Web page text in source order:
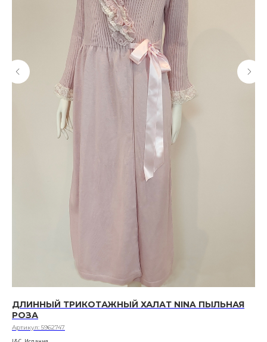
ДЛИННЫЙ ТРИКОТАЖНЫЙ ХАЛАТ NINA ПЫЛЬНАЯ
РОЗА
Артикул: 5962747